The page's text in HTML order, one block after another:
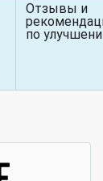
Отзывы и
по